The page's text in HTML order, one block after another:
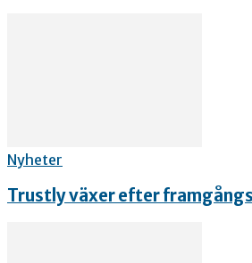
Nyheter
Trustly växer efter